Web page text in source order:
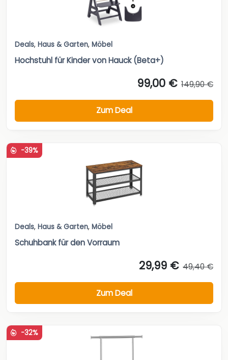
Deals, Haus & Garten, Möbel
Hochstuhl für Kinder von Hauck (Beta+)
99,00 € 149,90 €
Zum Deal
-39%
Deals, Haus & Garten, Möbel
Schuhbank für den Vorraum
29,99 € 49,40 €
Zum Deal
-32%